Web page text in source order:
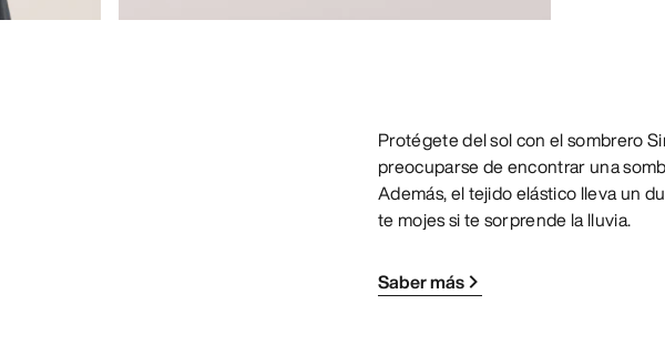
Protégete del sol con el sombrero
preocuparse de encontrar una
Además, el tejido elástico lleva un
te mojes si te sorprende la lluvia.
Saber más